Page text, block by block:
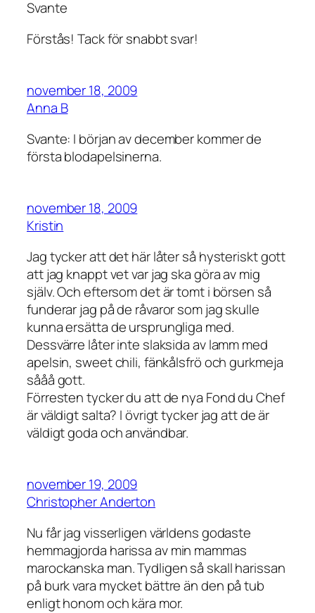
Svante
Förstås! Tack för snabbt svar!
november 18, 2009
Anna B
Svante: I början av december kommer de
första blodapelsinerna.
november 18, 2009
Kristin
Jag tycker att det här låter så hysteriskt gott
att jag knappt vet var jag ska göra av mig
själv. Och eftersom det är tomt i börsen så
funderar jag på de råvaror som jag skulle
kunna ersätta de ursprungliga med.
Dessvärre låter inte slaksida av lamm med
apelsin, sweet chili, fänkålsfrö och gurkmeja
sååå gott.
Förresten tycker du att de nya Fond du Chef
är väldigt salta? I övrigt tycker jag att de är
väldigt goda och användbar.
november 19, 2009
Christopher Anderton
Nu får jag visserligen världens godaste
hemmagjorda harissa av min mammas
marockanska man. Tydligen så skall harissan
på burk vara mycket bättre än den på tub
enligt honom och kära mor.